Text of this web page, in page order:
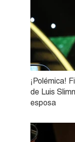
¡Polémica!
de Luis
esposa